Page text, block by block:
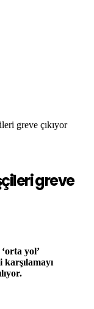
greve çıkıyor
greve
yol’